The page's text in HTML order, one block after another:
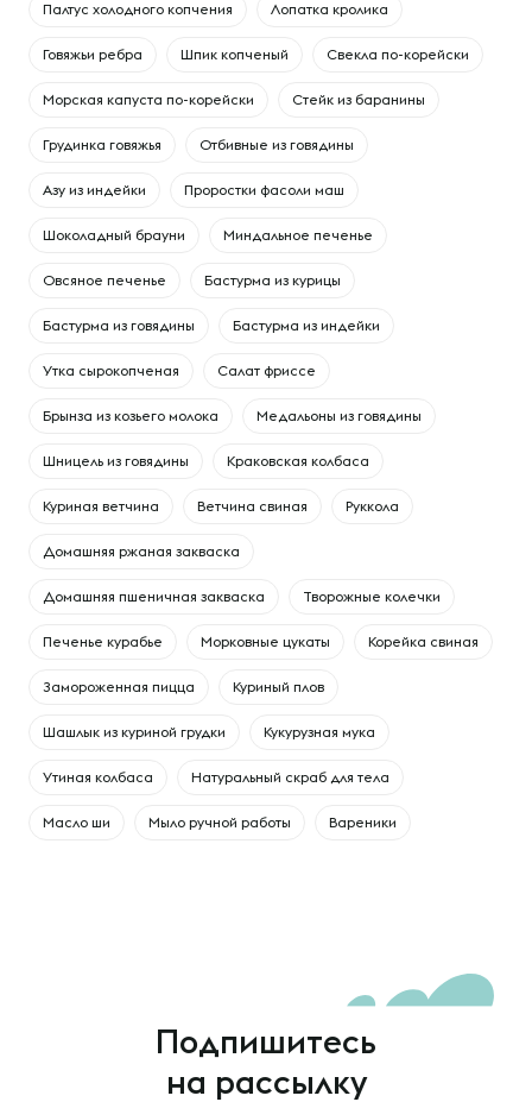
Палтус холодного копчения Лопатка кролика
Говяжьи ребра Шпик копченый Свекла по-корейски
Морская капуста по-корейски Cтейк из баранины
Грудинка говяжья Отбивные из говядины
Азу из индейки Проростки фасоли маш
Шоколадный брауни Миндальное печенье
Овсяное печенье Бастурма из курицы
Бастурма из говядины Бастурма из индейки
Утка сырокопченая Салат фриссе
Брынза из козьего молока Медальоны из говядины
Шницель из говядины Краковская колбаса
Куриная ветчина Ветчина свиная Руккола
Домашняя ржаная закваска
Домашняя пшеничная закваска Творожные колечки
Печенье курабье Морковные цукаты Корейка свиная
Замороженная пицца Куриный плов
Шашлык из куриной грудки Кукурузная мука
Утиная колбаса Натуральный скраб для тела
Масло ши Мыло ручной работы Вареники
Подпишитесь
на рассылку